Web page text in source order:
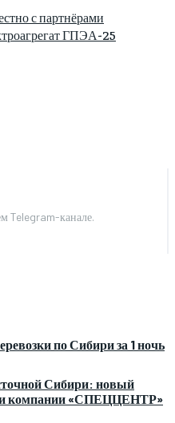
Telegram-канале.
по Сибири за 1 ночь
Сибири: новый
компании «СПЕЦЦЕНТР»
с партнёрами
ГПЭА-25